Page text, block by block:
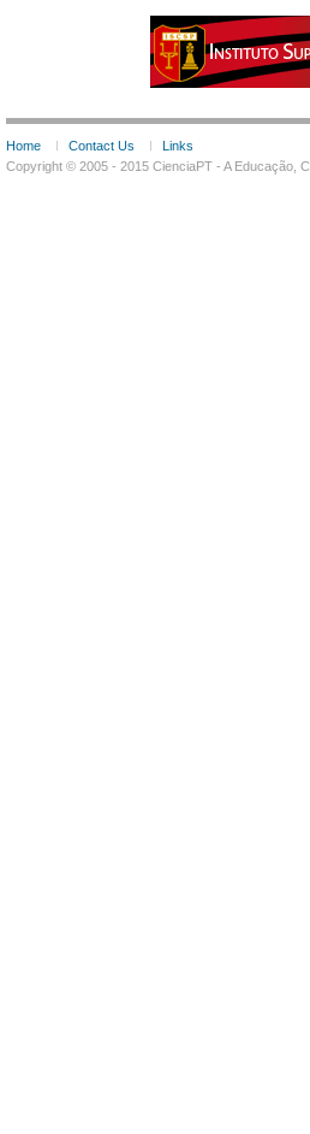
Home Contact Us
Links
Copyright © 2005 - 2015 CienciaPT - A Educação,